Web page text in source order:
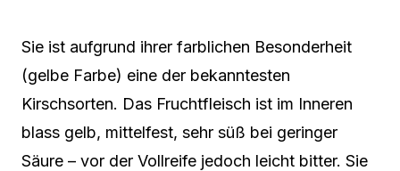
Sie ist aufgrund ihrer farblichen Besonderheit
(gelbe Farbe) eine der bekanntesten
Kirschsorten. Das Fruchtfleisch ist im Inneren
blass gelb, mittelfest, sehr süß bei geringer
Säure – vor der Vollreife jedoch leicht bitter. Sie